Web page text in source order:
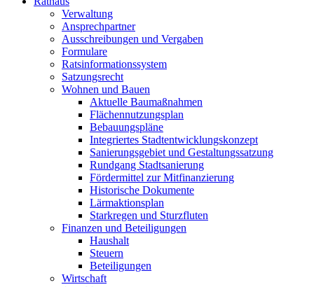
Verwaltung
Ansprechpartner
Ausschreibungen und Vergaben
Formulare
Ratsinformationssystem
Satzungsrecht
Wohnen und Bauen
Aktuelle Baumaßnahmen
Flächennutzungsplan
Bebauungspläne
Integriertes Stadtentwicklungskonzept
Sanierungsgebiet und Gestaltungssatzung
Rundgang Stadtsanierung
Fördermittel zur Mitfinanzierung
Historische Dokumente
Lärmaktionsplan
Starkregen und Sturzfluten
Finanzen und Beteiligungen
Haushalt
Steuern
Beteiligungen
Wirtschaft